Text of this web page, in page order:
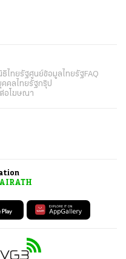
ธิไทยรัฐศูนย์ข้อมูลไทยรัฐ FAQ
คลไทยรัฐกรุ๊ป
อโฆษณา